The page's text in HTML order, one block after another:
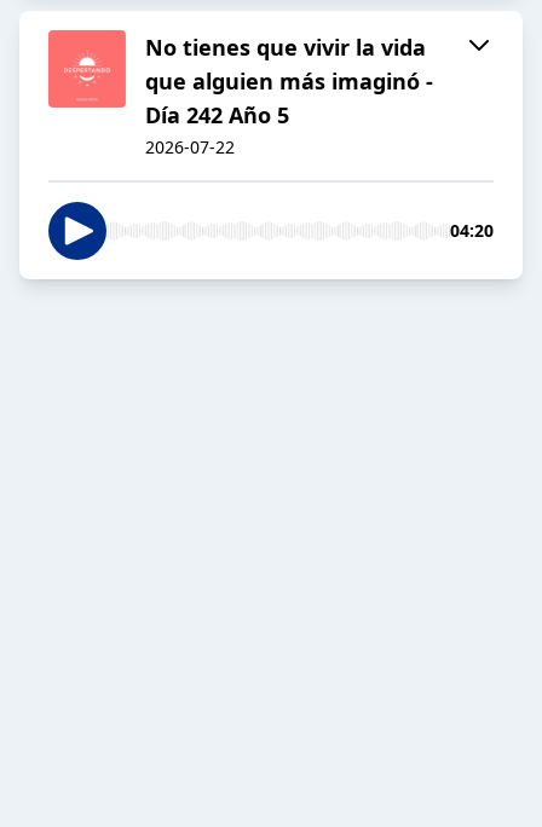
No tienes que vivir la vida
que alguien más imaginó -
Día 242 Año 5
2026-07-22
04:20